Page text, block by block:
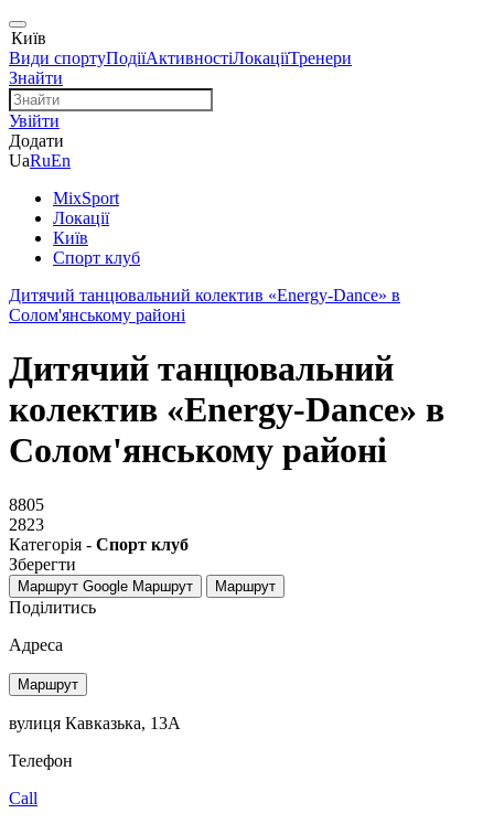
Київ
Види спортуПодіїАктивностіЛокаціїТренери
Знайти
Увійти
Додати
UaRuEn
MixSport
Локації
Київ
Спорт клуб
Дитячий танцювальний колектив «Energy-Dance» в
Солом'янському районі
Дитячий танцювальний
колектив «Energy-Dance» в
Солом'янському районі
8805
2823
Категорія - Спорт клуб
Зберегти
Маршрут Google Маршрут Маршрут
Поділитись
Адреса
Маршрут
вулиця Кавказька, 13А
Телефон
Call